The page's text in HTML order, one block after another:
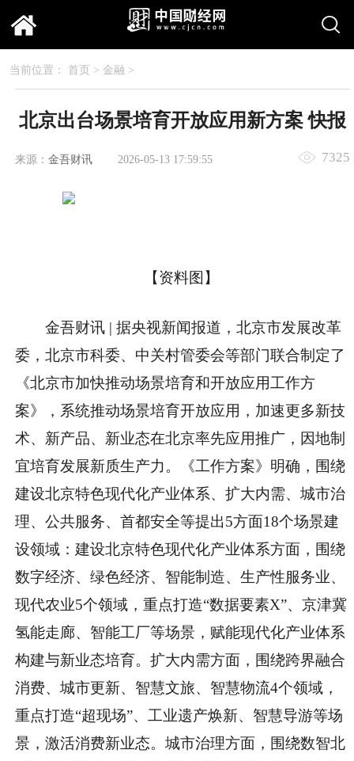
当前位置： 首页 > 金融 >
北京出台场景培育开放应用新方案 快报
来源： 金吾财讯 2026-05-13 17:59:55 7325
【资料图】
金吾财讯 | 据央视新闻报道，北京市发展改革
委，北京市科委、中关村管委会等部门联合制定了
《北京市加快推动场景培育和开放应用工作方
案》，系统推动场景培育开放应用，加速更多新技
术、新产品、新业态在北京率先应用推广，因地制
宜培育发展新质生产力。《工作方案》明确，围绕
建设北京特色现代化产业体系、扩大内需、城市治
理、公共服务、首都安全等提出5方面18个场景建
设领域：建设北京特色现代化产业体系方面，围绕
数字经济、绿色经济、智能制造、生产性服务业、
现代农业5个领域，重点打造“数据要素X”、京津冀
氢能走廊、智能工厂等场景，赋能现代化产业体系
构建与新业态培育。扩大内需方面，围绕跨界融合
消费、城市更新、智慧文旅、智慧物流4个领域，
重点打造“超现场”、工业遗产焕新、智慧导游等场
景，激活消费新业态。城市治理方面，围绕数智北